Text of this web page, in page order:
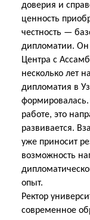
доверия и
ценность
честность —
дипломатии. Он
Центра с
несколько лет
дипломатия в
работе, это
развивается.
уже приносит
возможность
опыт.
Ректор
современное